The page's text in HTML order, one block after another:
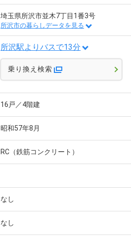
埼玉県所沢市並木7丁目1番3号
所沢市の暮らしデータを見る
所沢駅よりバスで13分
乗り換え検索
16戸／4階建
昭和57年8月
RC（鉄筋コンクリート）
なし
なし